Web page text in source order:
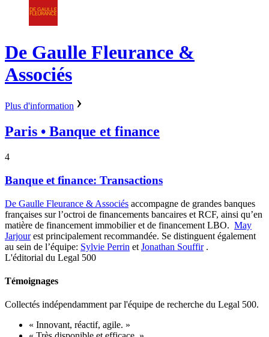
De Gaulle Fleurance &
Associés
Plus d'information
Paris • Banque et finance
4
Banque et finance: Transactions
De Gaulle Fleurance & Associés accompagne de grandes banques
françaises sur l’octroi de financements bancaires et RCF, ainsi qu’en
matière de financement immobilier et de financement LBO. May
Jarjourest principalement recommandée. Se distinguent également
au sein de l’équipe: Sylvie Perrin et Jonathan Souffir.
L'éditorial du Legal 500
Témoignages
Collectés indépendamment par l'équipe de recherche du Legal 500.
« Innovant, réactif, agile. »